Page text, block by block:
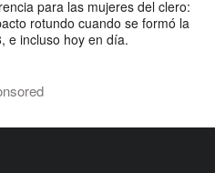
para las mujeres del clero:
rotundo cuando se formó la
e incluso hoy en día.